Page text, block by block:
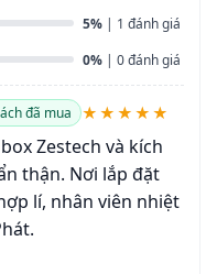
5% | 1 đánh giá
0% | 0 đánh giá
đã mua ★★★★★
Zestech và kích
thận. Nơi lắp đặt
lí, nhân viên nhiệt